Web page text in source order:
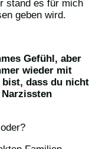
stand es für mich
geben wird.
Gefühl, aber
wieder mit
bist, dass du nicht